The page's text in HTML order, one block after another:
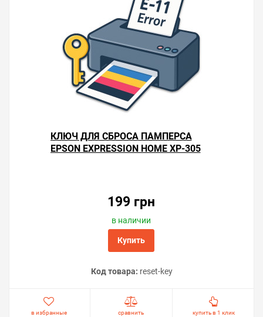
КЛЮЧ ДЛЯ СБРОСА ПАМПЕРСА
EPSON EXPRESSION HOME XP-305
199 грн
в наличии
Купить
Код товара: reset-key
в избранные сравнить купить в 1 клик